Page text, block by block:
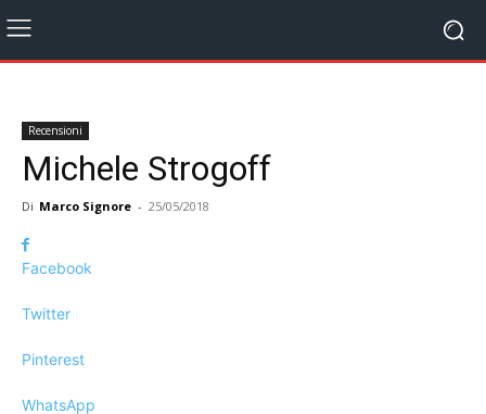
Recensioni
Michele Strogoff
Di Marco Signore - 25/05/2018
Facebook
Twitter
Pinterest
WhatsApp